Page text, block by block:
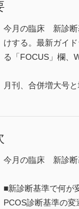
今月の臨床 新診断
けする。最新ガイ
る「FOCUS」欄、
月刊、合併増大号
今月の臨床 新診断
■新診断基準で何が
PCOS診断基準の変